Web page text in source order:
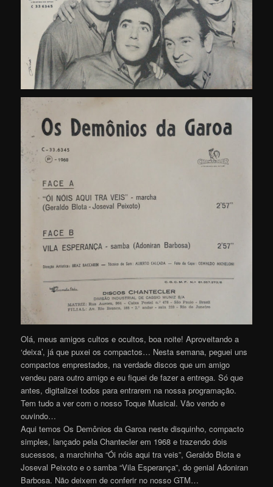
Olá, meus amigos cultos e ocultos, boa noite! Aproveitando a
‘deixa’, já que puxei os compactos… Nesta semana, peguei uns
compactos emprestados, na verdade discos que um amigo
vendeu para outro amigo e eu fiquei de fazer a entrega. Só que
antes, digitalizei todos para entrarem na nossa programação.
Tem tudo a ver com o nosso Toque Musical. Vão vendo e
ouvindo…
Aqui temos Os Demônios da Garoa neste disquinho, compacto
simples, lançado pela Chantecler em 1968 e trazendo dois
sucessos, a marchinha “Ói nóis aqui tra veis”, Geraldo Blota e
Joseval Peixoto e o samba “Vila Esperança”, do genial Adoniran
Barbosa. Não deixem de conferir no nosso GTM…